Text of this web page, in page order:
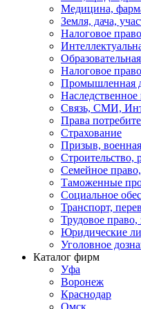
Медицина,
Земля, дача,
Налоговое право
Налоговое право
Промышленная
Наследственное
Связь, СМИ,
Права
Страхование
Призыв,
Строительство,
Семейное
Таможенные
Социальное
Транспорт,
Трудовое право,
Юридические
Уголовное
Каталог фирм
Уфа
Воронеж
Краснодар
Омск